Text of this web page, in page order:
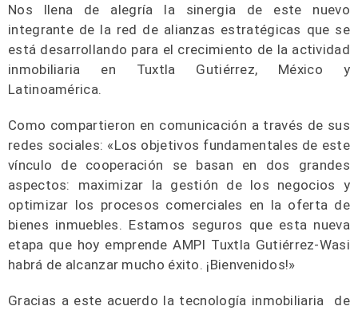
Nos llena de alegría la sinergia de este nuevo
integrante de la red de alianzas estratégicas que se
está desarrollando para el crecimiento de la actividad
inmobiliaria en Tuxtla Gutiérrez, México y
Latinoamérica.
Como compartieron en comunicación a través de sus
redes sociales: «Los objetivos fundamentales de este
vínculo de cooperación se basan en dos grandes
aspectos: maximizar la gestión de los negocios y
optimizar los procesos comerciales en la oferta de
bienes inmuebles. Estamos seguros que esta nueva
etapa que hoy emprende AMPI Tuxtla Gutiérrez-Wasi
habrá de alcanzar mucho éxito. ¡Bienvenidos!»
Gracias a este acuerdo la tecnología inmobiliaria de